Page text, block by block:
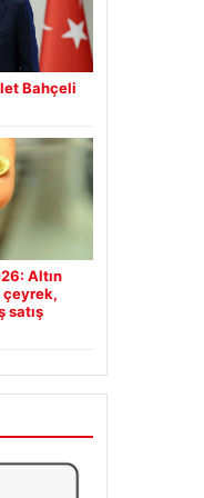
Bahçeli
Altın
çeyrek,
satış